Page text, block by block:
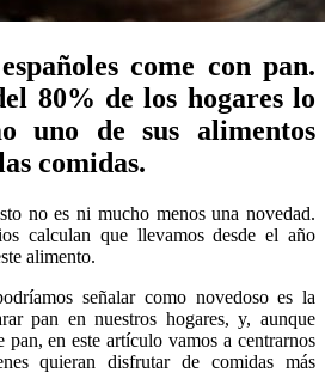
come con pan.
80% de los hogares lo
uno de sus alimentos
comidas.
no es ni mucho menos una novedad.
calculan que llevamos desde el año
alimento.
señalar como novedoso es la
pan en nuestros hogares, y, aunque
pan, en este artículo vamos a centrarnos
quieran disfrutar de comidas más